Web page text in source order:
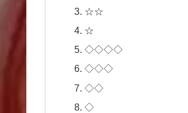
☆☆
☆
◇◇◇◇
◇◇◇
◇◇
◇